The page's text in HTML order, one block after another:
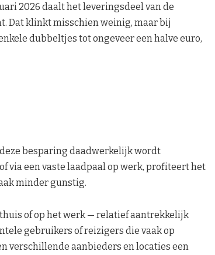
2026 daalt het leveringsdeel van de
Dat klinkt misschien weinig, maar bij
dubbeltjes tot ongeveer een halve euro,
besparing daadwerkelijk wordt
via een vaste laadpaal op werk, profiteert het
minder gunstig.
of op het werk — relatief aantrekkelijk
gebruikers of reizigers die vaak op
verschillende aanbieders en locaties een